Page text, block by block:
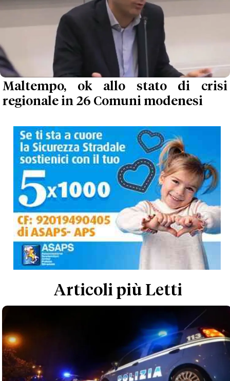
Maltempo, ok allo stato di crisi
regionale in 26 Comuni modenesi
Articoli più Letti